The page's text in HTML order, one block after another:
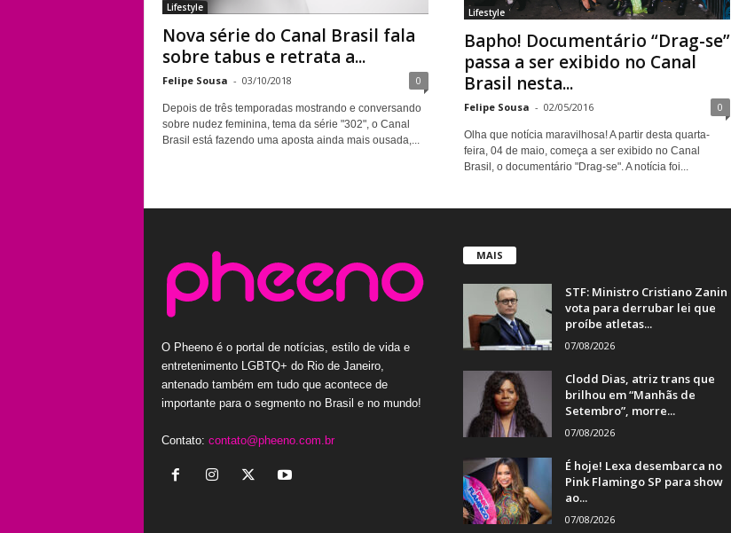
Lifestyle
Nova série do Canal Brasil fala
sobre tabus e retrata a...
Felipe Sousa - 03/10/2018 0
Depois de três temporadas mostrando e conversando
sobre nudez feminina, tema da série "302", o Canal
Brasil está fazendo uma aposta ainda mais ousada,...
Lifestyle
Bapho! Documentário “Drag-se”
passa a ser exibido no Canal
Brasil nesta...
Felipe Sousa - 02/05/2016 0
Olha que notícia maravilhosa! A partir desta quarta-
feira, 04 de maio, começa a ser exibido no Canal
Brasil, o documentário "Drag-se". A notícia foi...
O Pheeno é o portal de notícias, estilo de vida e
entretenimento LGBTQ+ do Rio de Janeiro,
antenado também em tudo que acontece de
importante para o segmento no Brasil e no mundo!
Contato: contato@pheeno.com.br
MAIS
STF: Ministro Cristiano Zanin
vota para derrubar lei que
proíbe atletas...
07/08/2026
Clodd Dias, atriz trans que
brilhou em “Manhãs de
Setembro”, morre...
07/08/2026
É hoje! Lexa desembarca no
Pink Flamingo SP para show
ao...
07/08/2026